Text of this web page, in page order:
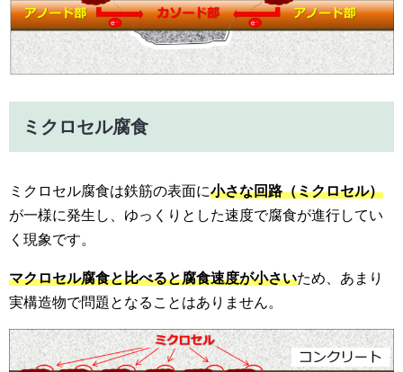
ミクロセル腐食
ミクロセル腐食は鉄筋の表面に小さな回路（ミクロセル）
が一様に発生し、ゆっくりとした速度で腐食が進行してい
く現象です。
マクロセル腐食と比べると腐食速度が小さいため、あまり
実構造物で問題となることはありません。